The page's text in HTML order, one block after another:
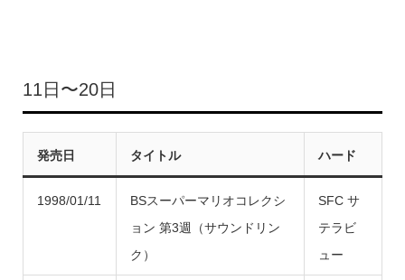
11日〜20日
発売日 タイトル ハード
1998/01/11
BSスーパーマリオコレクシ
ョン 第3週（サウンドリン
ク）
SFC サ
テラビ
ュー